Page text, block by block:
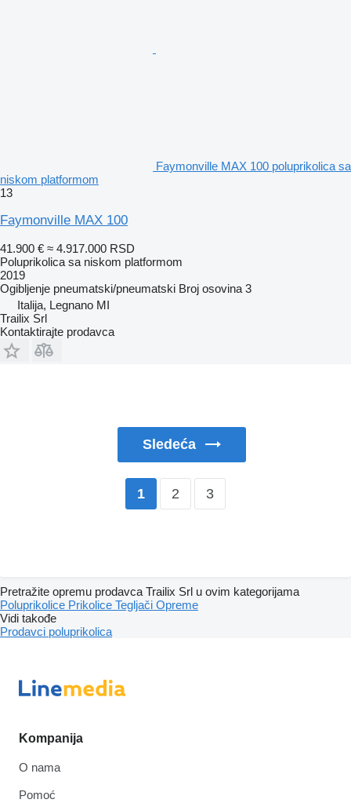
Faymonville MAX 100 poluprikolica sa
niskom platformom
13
Faymonville MAX 100
41.900 € ≈ 4.917.000 RSD
Poluprikolica sa niskom platformom
2019
Ogibljenje pneumatski/pneumatski Broj osovina 3
Italija, Legnano MI
Trailix Srl
Kontaktirajte prodavca
Sledeća
1 2 3
Pretražite opremu prodavca Trailix Srl u ovim kategorijama
Poluprikolice Prikolice Tegljači Opreme
Vidi takođe
Prodavci poluprikolica
Kompanija
O nama
Pomoć